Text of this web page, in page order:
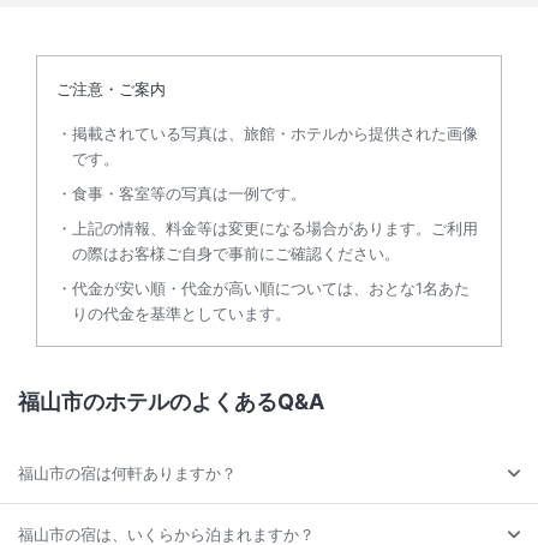
ご注意・ご案内
掲載されている写真は、旅館・ホテルから提供された画像
です。
食事・客室等の写真は一例です。
上記の情報、料金等は変更になる場合があります。ご利用
の際はお客様ご自身で事前にご確認ください。
代金が安い順・代金が高い順については、おとな1名あた
りの代金を基準としています。
福山市のホテルのよくあるQ&A
福山市の宿は何軒ありますか？
福山市の宿は、いくらから泊まれますか？